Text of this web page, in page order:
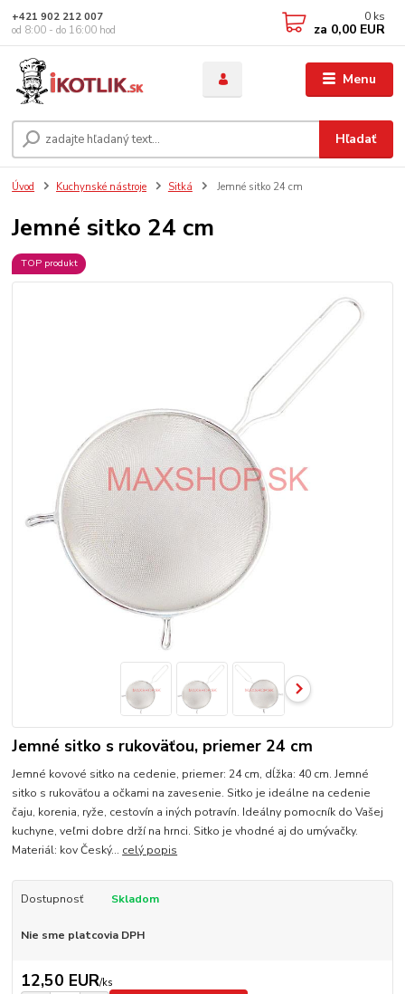
Menu
Hľadať
+421 902 212 007
od 8:00 - do 16:00 hod
0 ks
za 0,00 EUR
Úvod Kuchynské nástroje Sitká Jemné sitko 24 cm
Jemné sitko 24 cm
TOP produkt
Jemné sitko s rukoväťou, priemer 24 cm
Jemné kovové sitko na cedenie, priemer: 24 cm, dĺžka: 40 cm. Jemné
sitko s rukoväťou a očkami na zavesenie. Sitko je ideálne na cedenie
čaju, korenia, ryže, cestovín a iných potravín. Ideálny pomocník do Vašej
kuchyne, veľmi dobre drží na hrnci. Sitko je vhodné aj do umývačky.
Materiál: kov Český... celý popis
Dostupnosť Skladom
Nie sme platcovia DPH
12,50 EUR/ks